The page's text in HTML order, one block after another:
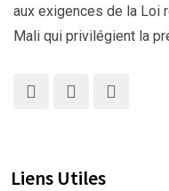
aux exigences de la Loi
Mali qui privilégient la
Liens Utiles